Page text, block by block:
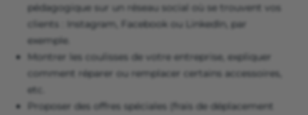
pédagogique sur un réseau social où se trouvent vos
clients : Instagram, Facebook ou LinkedIn, par
exemple.
Montrer les coulisses de votre entreprise, expliquer
comment réparer ou remplacer certains accessoires,
etc.
Proposer des offres spéciales (frais de déplacement